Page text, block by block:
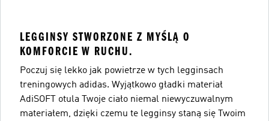
LEGGINSY STWORZONE Z MYŚLĄ O
KOMFORCIE W RUCHU.
Poczuj się lekko jak powietrze w tych legginsach
treningowych adidas. Wyjątkowo gładki materiał
AdiSOFT otula Twoje ciało niemal niewyczuwalnym
materiałem, dzięki czemu te legginsy staną się Twoim